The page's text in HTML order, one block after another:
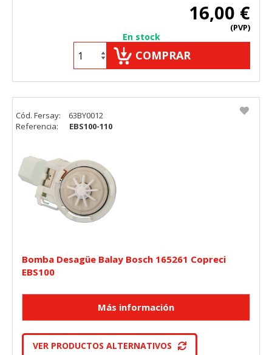
16,00 €
(PVP)
En stock
COMPRAR
Bomba Desagüe Balay Bosch 165261 Copreci
EBS100
VER PRODUCTOS ALTERNATIVOS
Cód. Fersay:
63BY0012
Referencia:
EBS100-110